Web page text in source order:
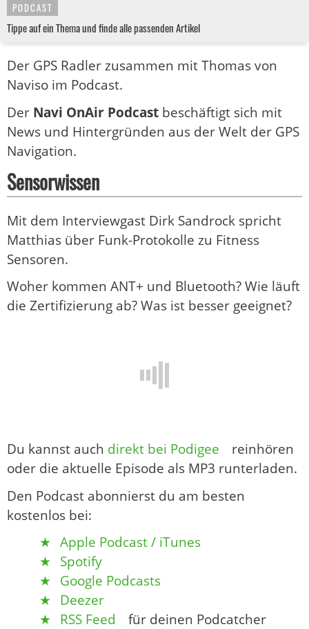
PODCAST
Tippe auf ein Thema und finde alle passenden Artikel
Der GPS Radler zusammen mit Thomas von
Naviso im Podcast.
Der Navi OnAir Podcast beschäftigt sich mit
News und Hintergründen aus der Welt der GPS
Navigation.
Sensorwissen
Mit dem Interviewgast Dirk Sandrock spricht
Matthias über Funk-Protokolle zu Fitness
Sensoren.
Woher kommen ANT+ und Bluetooth? Wie läuft
die Zertifizierung ab? Was ist besser geeignet?
Du kannst auch direkt bei Podigee
reinhören
oder die aktuelle Episode als MP3 runterladen.
Den Podcast abonnierst du am besten
kostenlos bei:
Apple Podcast / iTunes
Spotify
Google Podcasts
Deezer
RSS Feed
für deinen Podcatcher